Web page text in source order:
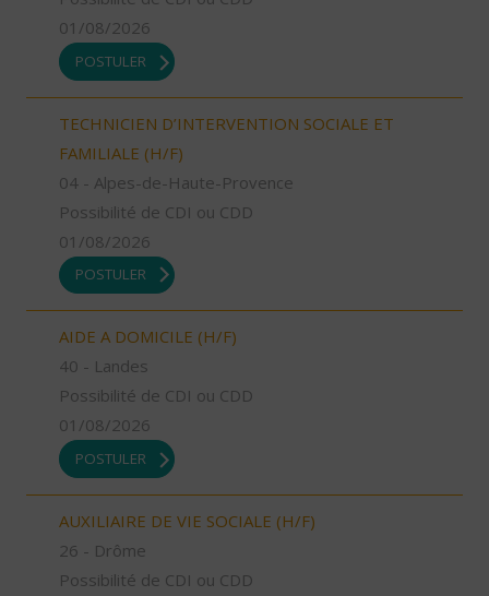
01/08/2026
POSTULER
TECHNICIEN D’INTERVENTION SOCIALE ET
FAMILIALE (H/F)
04 - Alpes-de-Haute-Provence
Possibilité de CDI ou CDD
01/08/2026
POSTULER
AIDE A DOMICILE (H/F)
40 - Landes
Possibilité de CDI ou CDD
01/08/2026
POSTULER
AUXILIAIRE DE VIE SOCIALE (H/F)
26 - Drôme
Possibilité de CDI ou CDD